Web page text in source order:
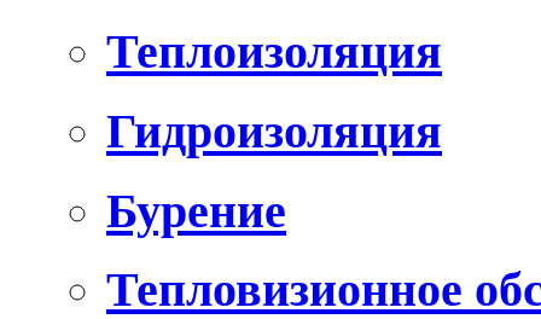
Теплоизоляция
Гидроизоляция
Бурение
Тепловизионное